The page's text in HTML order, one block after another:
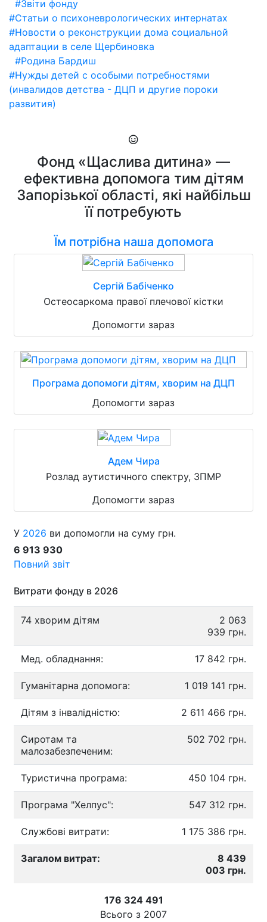
#Звіти фонду
#Статьи о психоневрологических интернатах
#Новости о реконструкции дома социальной
адаптации в селе Щербиновка
#Родина Бардиш
#Нужды детей с особыми потребностями
(инвалидов детства - ДЦП и другие пороки
развития)
Фонд «Щаслива дитина» —
ефективна допомога тим дітям
Запорізької області, які найбільш
її потребують
Їм потрібна наша допомога
Сергій Бабіченко
Остеосаркома правої плечової кістки
Допомогти зараз
Програма допомоги дітям, хворим на ДЦП
Допомогти зараз
Адем Чира
Розлад аутистичного спектру, ЗПМР
Допомогти зараз
У 2026 ви допомогли на суму грн.
6 913 930
Повний звіт
Витрати фонду в 2026
74 хворим дітям
2 063
939 грн.
Мед. обладнання: 17 842 грн.
Гуманітарна допомога: 1 019 141 грн.
Дітям з інвалідністю: 2 611 466 грн.
Сиротам та
малозабезпеченим:
502 702 грн.
Туристична програма: 450 104 грн.
Програма "Хелпус": 547 312 грн.
Службові витрати: 1 175 386 грн.
Загалом витрат:
8 439
003 грн.
176 324 491
Всього з 2007